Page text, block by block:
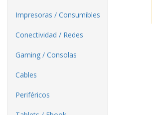
Impresoras / Consumibles
Conectividad / Redes
Gaming / Consolas
Cables
Periféricos